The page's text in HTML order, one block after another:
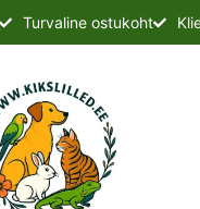
Turvaline ostukoht